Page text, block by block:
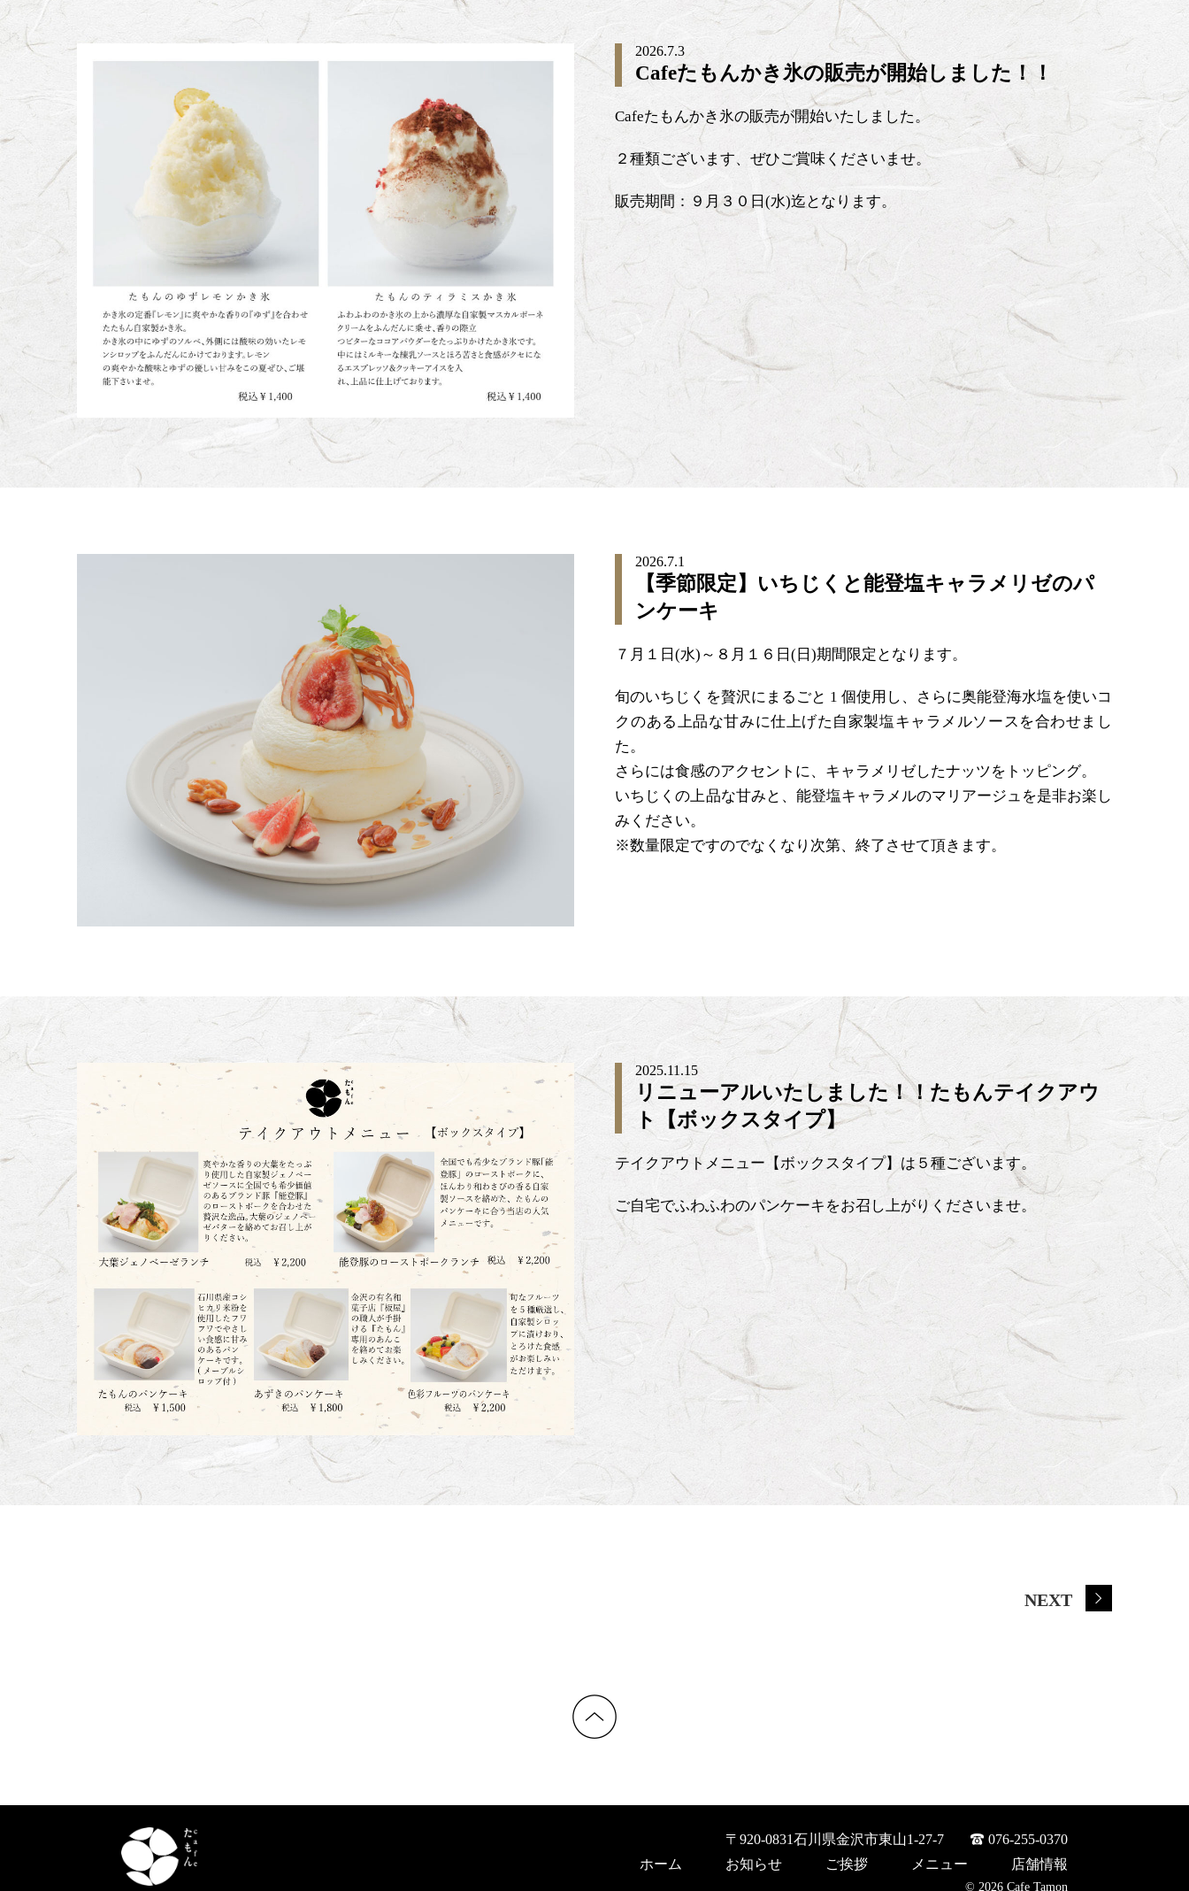
2026.7.3
Cafeたもんかき氷の販売が開始しました！！
Cafeたもんかき氷の販売が開始いたしました。
２種類ございます、ぜひご賞味くださいませ。
販売期間：９月３０日(水)迄となります。
2026.7.1
【季節限定】いちじくと能登塩キャラメリゼのパ
ンケーキ
７月１日(水)～８月１６日(日)期間限定となります。
旬のいちじくを贅沢にまるごと 1 個使用し、さらに奥能登海水塩を使いコ
クのある上品な甘みに仕上げた自家製塩キャラメルソースを合わせまし
た。
さらには食感のアクセントに、キャラメリゼしたナッツをトッピング。
いちじくの上品な甘みと、能登塩キャラメルのマリアージュを是非お楽し
みください。
※数量限定ですのでなくなり次第、終了させて頂きます。
2025.11.15
リニューアルいたしました！！たもんテイクアウ
ト【ボックスタイプ】
テイクアウトメニュー【ボックスタイプ】は５種ございます。
ご自宅でふわふわのパンケーキをお召し上がりくださいませ。
NEXT
076-255-0370
〒920-0831石川県金沢市東山1-27-7
ホーム
お知らせ ご挨拶 メニュー 店舗情報
© 2026 Cafe Tamon